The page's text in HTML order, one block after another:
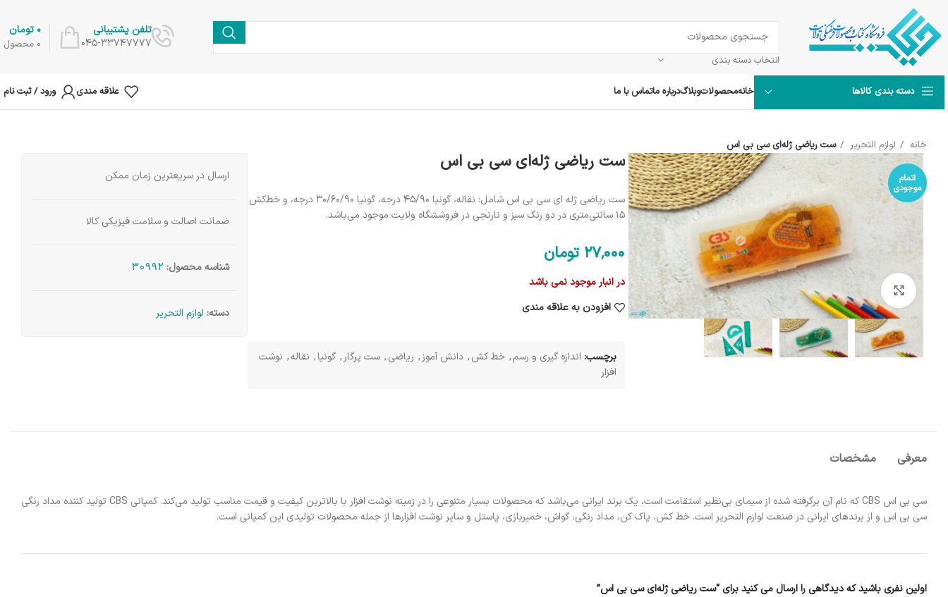
انتخاب دسته بندی
تلفن پشتیبانی
045-33747777
0 محصول
0 تومان
دسته بندی کالاها خانهمحصولاتوبلاگدرباره ماتماس با ما علاقه مندی ورود / ثبت نام
خانه لوازم التحریر ست ریاضی ژله‌ای سی بی اس
اتمام
موجودی
بزرگنمایی تصویر
ست ریاضی ژله‌ای سی بی اس
ست ریاضی ژله ای سی بی اس شامل: نقاله، گونیا 45/90 درجه، گونیا 30/60/90 درجه، و خط‌کش
15 سانتی‌متری در دو رنگ سبز و نارنجی در فروششگاه ولایت موجود می‌باشد.
27٬000 تومان
در انبار موجود نمی باشد
افزودن به علاقه مندی
برچسب: اندازه گیری و رسم, خط کش, دانش آموز, ریاضی, ست پرگار , گونیا, نقاله, نوشت
افزار
ارسال در سریعترین زمان ممکن
ضمانت اصالت و سلامت فیزیکی کالا
شناسه محصول: 30992
دسته: لوازم التحریر
معرفی مشخصات
سی بی اس CBS که نام آن برگرفته شده از سیمای بی‌نظیر استقامت است، یک برند ایرانی می‌باشد که محصولات بسیار متنوعی را در زمینه نوشت افزار با بالاترین کیفیت و قیمت مناسب تولید می‌‌کند. کمپانی CBS تولید کننده مداد رنگی
سی بی اس و از برندهای ایرانی در صنعت لوازم التحریر است. خط کش، پاک کن، مداد رنگی، گواش، خمیربازی، پاستل و سایر نوشت افزارها از جمله محصولات تولیدی این کمپانی است.
اولین نفری باشید که دیدگاهی را ارسال می کنید برای “ست ریاضی ژله‌ای سی بی اس”